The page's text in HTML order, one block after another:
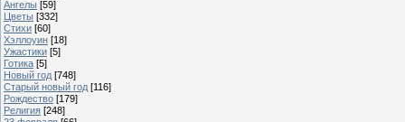
Ангелы [59]
Цветы [332]
Стихи [60]
Хэллоуин [18]
Ужастики [5]
Готика [5]
Новый год [748]
Старый новый год [116]
Рождество [179]
Религия [248]